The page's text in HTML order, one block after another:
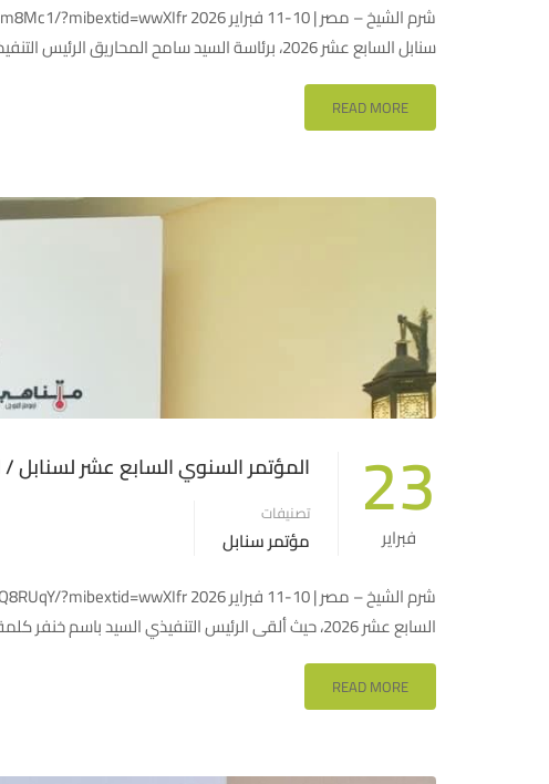
سنابل السابع عشر 2026، برئاسة السيد سامح المحاريق الرئيس التنفيذي وفريق من موظفي الشركة. قدم السيد المحاريق مداخلته …
READ MORE
23
فبراير
المؤتمر السنوي السابع عشر لسنابل
تصنيفات
مؤتمر سنابل
السابع عشر 2026، حيث ألقى الرئيس التنفيذي السيد باسم خنفر كلمة افتتاحية بصفته رئيس مجلس إدارة سنابل خلال فترة …
READ MORE